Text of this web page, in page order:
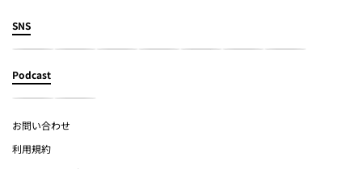
SNS
Podcast
お問い合わせ
利用規約